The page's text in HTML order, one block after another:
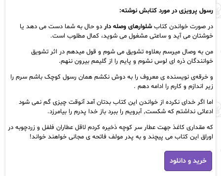
رسول پرویزی در مورد کتابش نوشته:
در صورت خواندن کتاب شلوارهای وصله داردو حال به شما دست می دهد یا
خوشتان می آید و ساعتی مشغول می شوید، کمال مطلوب است.
من به وصال میرسم بعلاوه تشویق می شوم و قول میدهم در اثر تشویق
خوانندگان ذره ای لوس نشوم و پایم را از گلیمم بیرون ننهم.
و خرقه‌ی نویسنده ی معروف را به دوش نکشم همان رسول کوچک باشم سرم را
زیر اندازم و کارم را ادامه دهم .
اما اگر خدای نکرده از خواندن این کتاب بدتان آمد آنوقت چیزی گم نمی شود
ادعائی نداشتم که شکست٬ آبرویم را ببرد باز خدا پدرم را بیامرزد.
که مقداری کاغذ جهت عطار سر کوچه ذخیره کردم لاقل عطاران فلفل و زردچوبه در
اوراق این کتاب می پیچند و به پدر مولف فاتحه ی مجانی خواهند خواند!
کتاب
شلوار
های
خرید و دانلود